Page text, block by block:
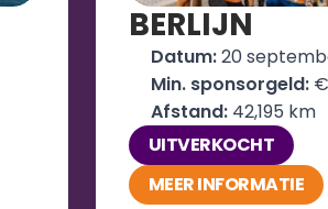
BERLIJN
Datum: 20
Min. sponsorgeld: €
Afstand: 42,195 km
UITVERKOCHT
MEER INFORMATIE